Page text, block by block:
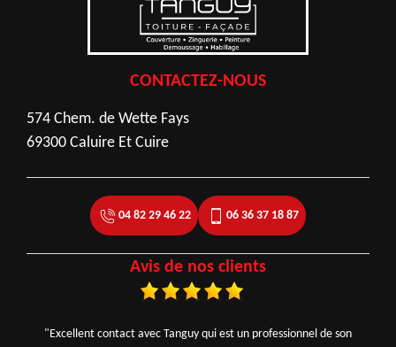
CONTACTEZ-NOUS
574 Chem. de Wette Fays
69300 Caluire Et Cuire
04 82 29 46 22 06 36 37 18 87
Avis de nos clients
"Excellent contact avec Tanguy qui est un professionnel de son